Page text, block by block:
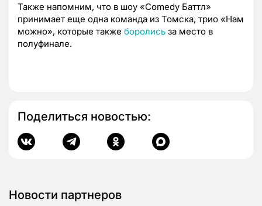
Также напомним, что в шоу «Comedy Баттл»
принимает еще одна команда из Томска, трио «Нам
можно», которые также боролись за место в
полуфинале.
Поделиться новостью:
Новости партнеров